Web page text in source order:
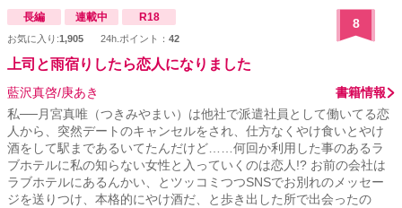
長編 連載中 R18
お気に入り:1,905 24h.ポイント： 42
8
上司と雨宿りしたら恋人になりました
藍沢真啓/庚あき
書籍情報
私──月宮真唯（つきみやまい）は他社で派遣社員として働いてる恋
人から、突然デートのキャンセルをされ、仕方なくやけ食いとやけ
酒をして駅まであるいてたんだけど……何回か利用した事のあるラ
ブホテルに私の知らない女性と入っていくのは恋人!? お前の会社は
ラブホテルにあるんかい、とツッコミつつSNSでお別れのメッセー
ジを送りつけ、本格的にやけ酒だ、と歩き出した所で出会ったの